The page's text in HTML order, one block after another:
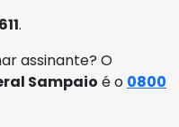
.
assinante? O
Sampaio é o 0800